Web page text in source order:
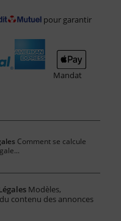
pour garantir
Mandat
Comment se calcule
Modèles,
contenu des annonces